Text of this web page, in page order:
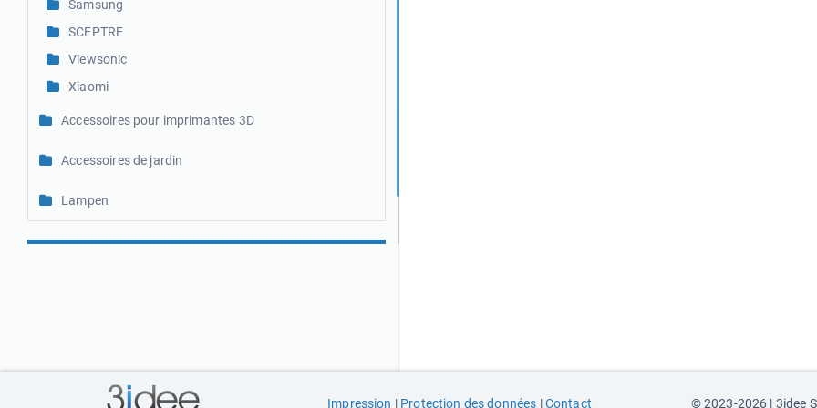
Samsung
SCEPTRE
Viewsonic
Xiaomi
Accessoires pour imprimantes 3D
Accessoires de jardin
Lampen
© 2023-2026 | 3idee
Impression | Protection des données |Contact